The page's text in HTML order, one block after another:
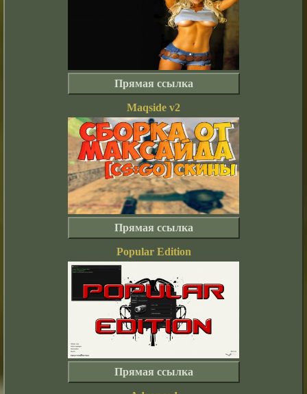
Прямая ссылка
Maqside v2
Прямая ссылка
Popular Edition
Прямая ссылка